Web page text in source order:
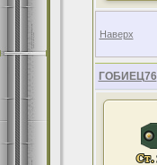
Наверх
ГОБИЕЦ76